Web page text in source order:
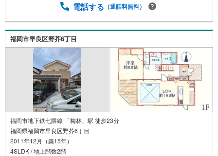
高い資金計画で新生活を全力サポート！ぜひお気軽にお問
電話する （通話料無料）
福岡市早良区野芥6丁目
福岡市地下鉄七隈線 「梅林」駅 徒歩23分
福岡県福岡市早良区野芥6丁目
2011年12月（築15年）
4SLDK / 地上階数2階